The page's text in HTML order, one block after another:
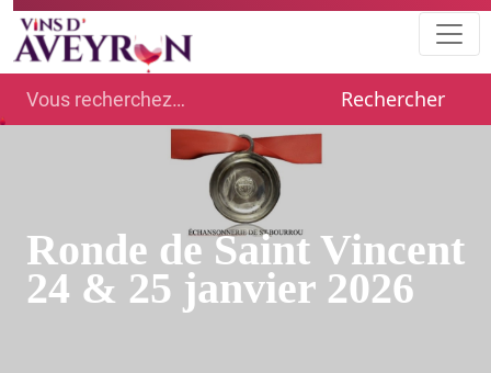
Rechercher
Ronde de Saint Vincent
24 & 25 janvier 2026